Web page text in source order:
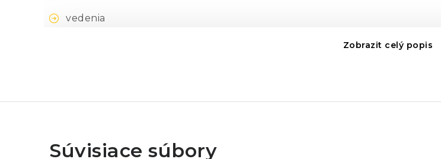
vedenia
Zobrazit celý popis
Súvisiace súbory